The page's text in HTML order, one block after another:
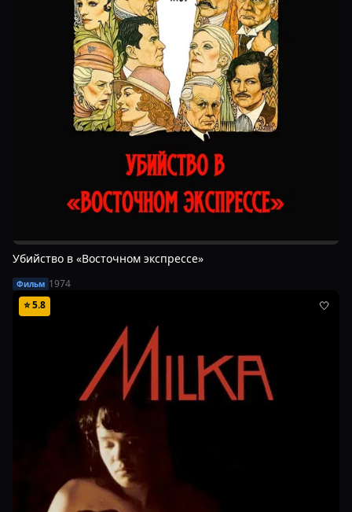
Убийство в «Восточном экспрессе»
Фильм 1974
⭐5.8 🤍